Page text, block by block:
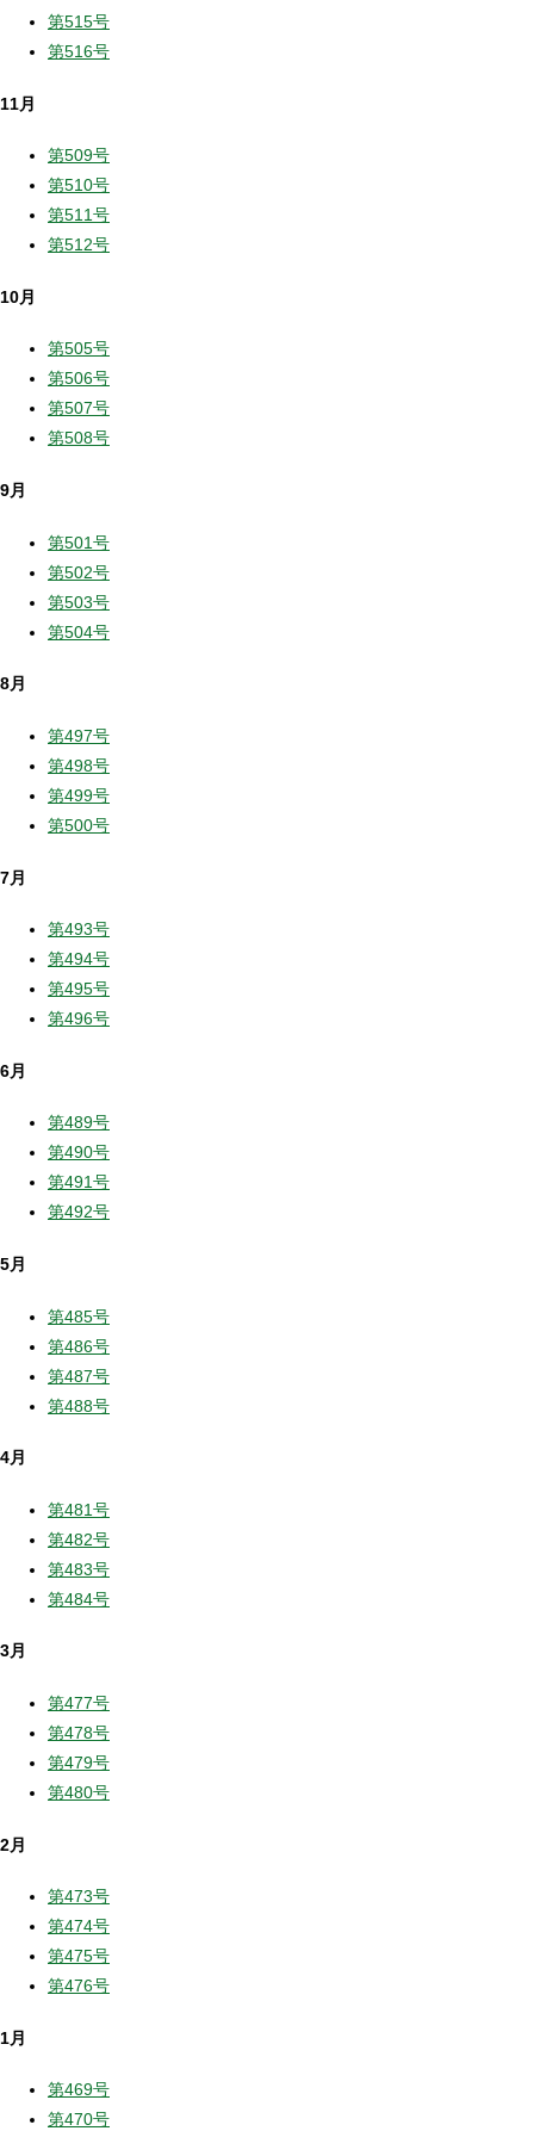
第515号
第516号
11月
第509号
第510号
第511号
第512号
10月
第505号
第506号
第507号
第508号
9月
第501号
第502号
第503号
第504号
8月
第497号
第498号
第499号
第500号
7月
第493号
第494号
第495号
第496号
6月
第489号
第490号
第491号
第492号
5月
第485号
第486号
第487号
第488号
4月
第481号
第482号
第483号
第484号
3月
第477号
第478号
第479号
第480号
2月
第473号
第474号
第475号
第476号
1月
第469号
第470号